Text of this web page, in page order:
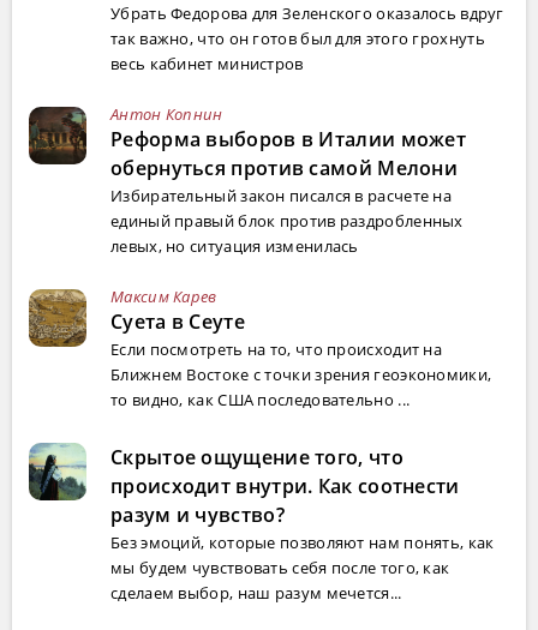
Убрать Федорова для Зеленского оказалось вдруг
так важно, что он готов был для этого грохнуть
весь кабинет министров
Антон Копнин
Реформа выборов в Италии может
обернуться против самой Мелони
Избирательный закон писался в расчете на
единый правый блок против раздробленных
левых, но ситуация изменилась
Максим Карев
Суета в Сеуте
Если посмотреть на то, что происходит на
Ближнем Востоке с точки зрения геоэкономики,
то видно, как США последовательно ...
Скрытое ощущение того, что
происходит внутри. Как соотнести
разум и чувство?
Без эмоций, которые позволяют нам понять, как
мы будем чувствовать себя после того, как
сделаем выбор, наш разум мечется...